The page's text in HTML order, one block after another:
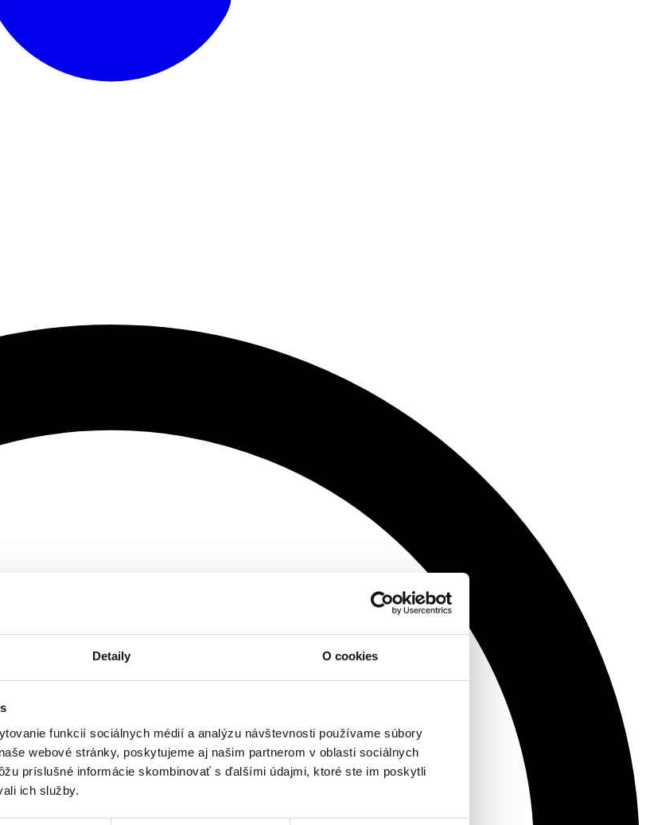
Detaily O cookies
funkcií sociálnych médií a analýzu návštevnosti používame súbory
webové stránky, poskytujeme aj našim partnerom v oblasti sociálnych
príslušné informácie skombinovať s ďalšími údajmi, ktoré ste im poskytli
ich služby.